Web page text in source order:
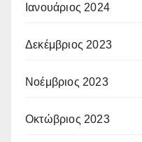
Ιανουάριος 2024
Δεκέμβριος 2023
Νοέμβριος 2023
Οκτώβριος 2023